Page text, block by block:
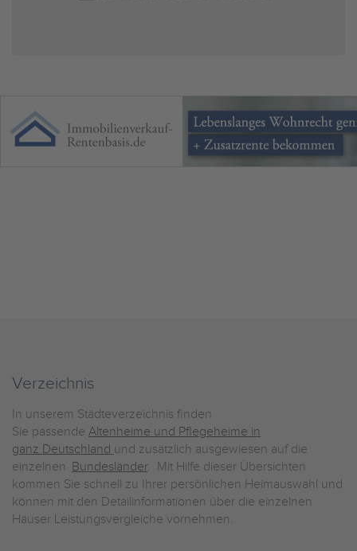
Verzeichnis
In unserem Städteverzeichnis finden
Sie passende Altenheime und Pflegeheime in
ganz Deutschland und zusätzlich ausgewiesen auf die
einzelnen Bundesländer. Mit Hilfe dieser Übersichten
kommen Sie schnell zu Ihrer persönlichen Heimauswahl und
können mit den Detailinformationen über die einzelnen
Häuser Leistungsvergleiche vornehmen.